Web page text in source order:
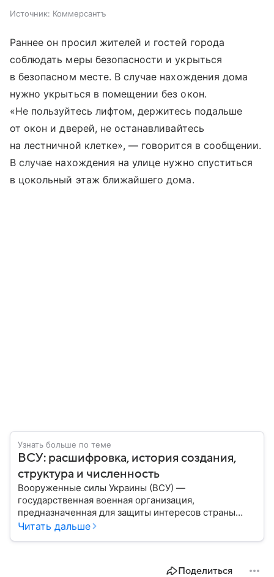
Источник: Коммерсантъ
Раннее он просил жителей и гостей города
соблюдать меры безопасности и укрыться
в безопасном месте. В случае нахождения дома
нужно укрыться в помещении без окон.
«Не пользуйтесь лифтом, держитесь подальше
от окон и дверей, не останавливайтесь
на лестничной клетке», — говорится в сообщении.
В случае нахождения на улице нужно спуститься
в цокольный этаж ближайшего дома.
Узнать больше по теме
ВСУ: расшифровка, история создания,
структура и численность
Вооруженные силы Украины (ВСУ) —
государственная военная организация,
предназначенная для защиты интересов страны
военным путем. Была создана после
Читать дальше
Поделиться